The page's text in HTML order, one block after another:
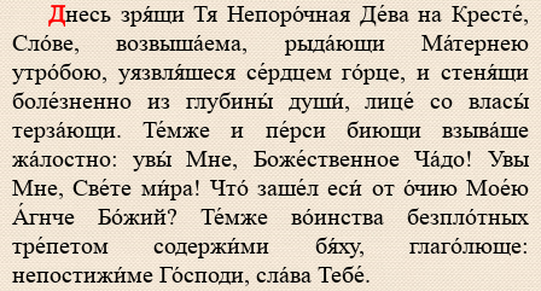
Днесь зря́щи Тя Непоро́чная Де́ва на Кресте́,
Сло́ве, возвыша́ема, рыда́ющи Ма́тернею
утро́бою, уязвля́шеся се́рдцем го́рце, и стеня́щи
боле́зненно из глубины́ души́, лице́ со власы́
терза́ющи. Те́мже и пе́рси биющи взыва́ше
жа́лостно: увы́ Мне, Боже́ственное Ча́до! Увы
Мне, Све́те ми́ра! Что́ заше́л еси́ от о́чию Мое́ю
А́гнче Бо́жий? Те́мже во́инства безпло́тных
тре́петом содержи́ми бя́ху, глаго́люще:
непостижи́ме Го́споди, сла́ва Тебе́.